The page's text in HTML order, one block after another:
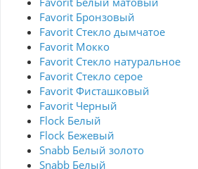
Favorit Бронзовый
Favorit Стекло дымчатое
Favorit Мокко
Favorit Стекло натуральное
Favorit Стекло серое
Favorit Фисташковый
Favorit Черный
Flock Белый
Flock Бежевый
Snabb Белый золото
Snabb Белый